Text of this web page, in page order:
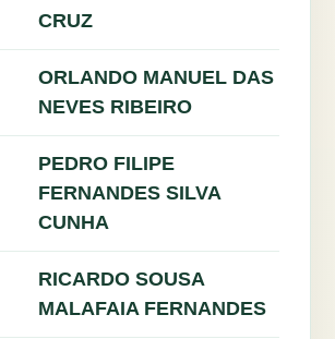
CRUZ
ORLANDO MANUEL DAS
NEVES RIBEIRO
PEDRO FILIPE
FERNANDES SILVA
CUNHA
RICARDO SOUSA
MALAFAIA FERNANDES